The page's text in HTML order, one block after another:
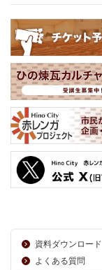
資料ダウンロード
よくある質問